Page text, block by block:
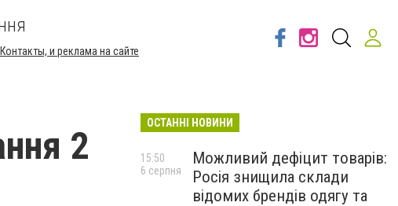
Контакты, и реклама на сайте
2
ОСТАННІ НОВИНИ
Можливий дефіцит товарів:
Росія знищила склади
відомих брендів одягу та
15:50
6 серпня